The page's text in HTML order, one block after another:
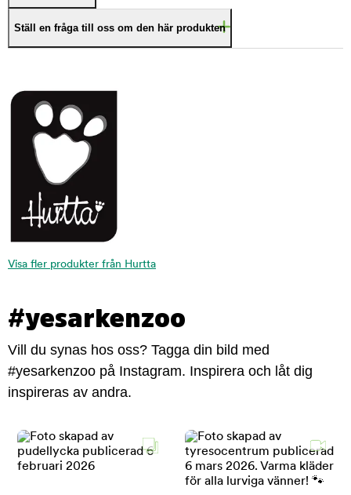
Ställ en fråga till oss om den här produkten
Visa fler produkter från Hurtta
#yesarkenzoo
Vill du synas hos oss? Tagga din bild med
#yesarkenzoo på Instagram. Inspirera och låt dig
inspireras av andra.